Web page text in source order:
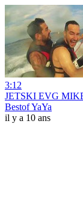
3:12
JETSKI EVG
Bestof YaYa
il y a 10 ans